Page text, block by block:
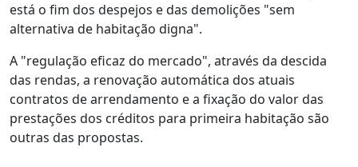
está o fim dos despejos e das demolições "sem
alternativa de habitação digna".
A "regulação eficaz do mercado", através da descida
das rendas, a renovação automática dos atuais
contratos de arrendamento e a fixação do valor das
prestações dos créditos para primeira habitação são
outras das propostas.